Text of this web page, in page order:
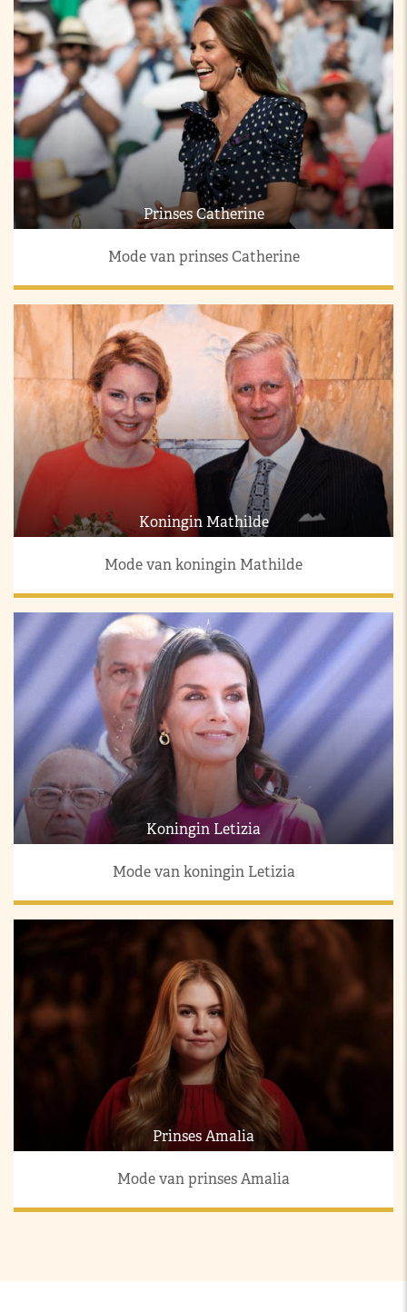
Prinses Catherine
Mode van prinses Catherine
Koningin Mathilde
Mode van koningin Mathilde
Koningin Letizia
Mode van koningin Letizia
Prinses Amalia
Mode van prinses Amalia